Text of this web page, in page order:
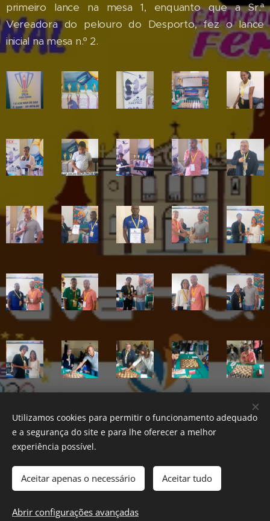
primeiro lance na mesa 1, enquanto que a Sr.ª
Vereadora do pelouro do Desporto, fez o lance
inicial na mesa n.º 2.
Share
Federação Cabo-verdiana de Xadrez
Desenvolvido por
Utilizamos cookies para permitir o funcionamento adequado
e a segurança do site e para lhe oferecer a melhor
experiência possível.
Aceitar apenas o necessário Aceitar tudo
Abrir configurações avançadas